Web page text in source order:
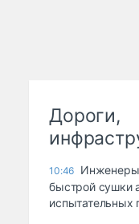
Дороги,
10:46 Инженеры
быстрой сушки
испытательных